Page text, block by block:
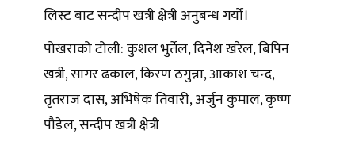
लिस्ट बाट सन्दीप खत्री क्षेत्री अनुबन्ध गर्यो।
पोखराको टोली: कुशल भुर्तेल, दिनेश खरेल, बिपिन
खत्री, सागर ढकाल, किरण ठगुन्ना, आकाश चन्द,
तृतराज दास, अभिषेक तिवारी, अर्जुन कुमाल, कृष्ण
पौडेल, सन्दीप खत्री क्षेत्री